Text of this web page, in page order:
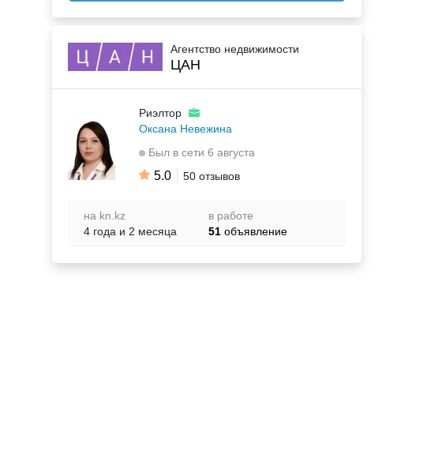
Агентство недвижимости
ЦАН
Риэлтор
Оксана Невежина
Был в сети 6 августа
5.0 50 отзывов
на kn.kz
4 года и 2 месяца
в работе
51объявление